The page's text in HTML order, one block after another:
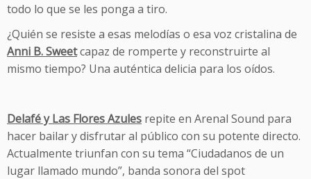
todo lo que se les ponga a tiro.
¿Quién se resiste a esas melodías o esa voz cristalina de
Anni B. Sweetcapaz de romperte y reconstruirte al
mismo tiempo? Una auténtica delicia para los oídos.
Delafé y Las Flores Azules repite en Arenal Sound para
hacer bailar y disfrutar al público con su potente directo.
Actualmente triunfan con su tema “Ciudadanos de un
lugar llamado mundo”, banda sonora del spot